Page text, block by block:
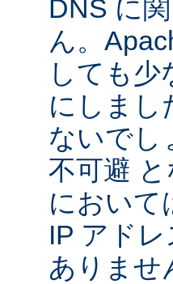
DNS に
ん。
しても
にしまし
ないでし
不可避
において
IP アド
ありませ